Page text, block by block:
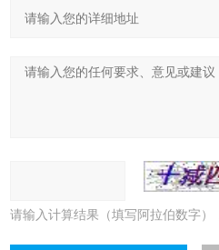
请输入计算结果（填写阿拉伯数字）